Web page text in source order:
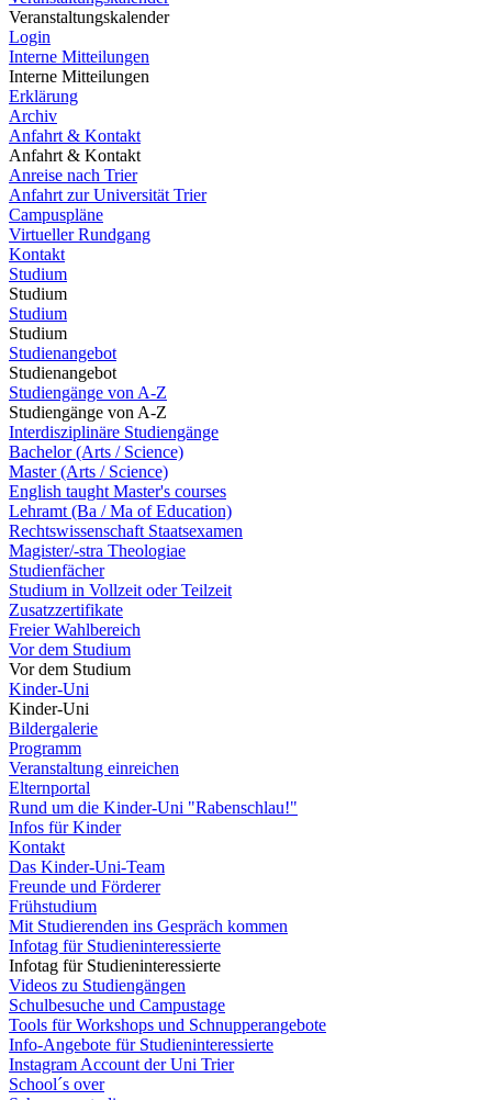
Veranstaltungskalender
Login
Interne Mitteilungen
Interne Mitteilungen
Erklärung
Archiv
Anfahrt & Kontakt
Anfahrt & Kontakt
Anreise nach Trier
Anfahrt zur Universität Trier
Campuspläne
Virtueller Rundgang
Kontakt
Studium
Studium
Studium
Studium
Studienangebot
Studienangebot
Studiengänge von A-Z
Studiengänge von A-Z
Interdisziplinäre Studiengänge
Bachelor (Arts / Science)
Master (Arts / Science)
English taught Master's courses
Lehramt (Ba / Ma of Education)
Rechtswissenschaft Staatsexamen
Magister/-stra Theologiae
Studienfächer
Studium in Vollzeit oder Teilzeit
Zusatzzertifikate
Freier Wahlbereich
Vor dem Studium
Vor dem Studium
Kinder-Uni
Kinder-Uni
Bildergalerie
Programm
Veranstaltung einreichen
Elternportal
Rund um die Kinder-Uni "Rabenschlau!"
Infos für Kinder
Kontakt
Das Kinder-Uni-Team
Freunde und Förderer
Frühstudium
Mit Studierenden ins Gespräch kommen
Infotag für Studieninteressierte
Infotag für Studieninteressierte
Videos zu Studiengängen
Schulbesuche und Campustage
Tools für Workshops und Schnupperangebote
Info-Angebote für Studieninteressierte
Instagram Account der Uni Trier
School´s over